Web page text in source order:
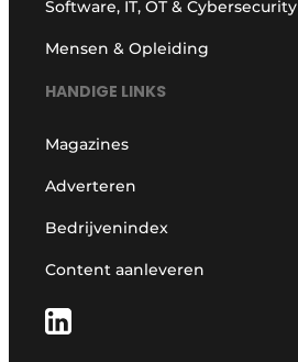
Software, IT, OT & Cybersecurity
Mensen & Opleiding
HANDIGE LINKS
Magazines
Adverteren
Bedrijvenindex
Content aanleveren